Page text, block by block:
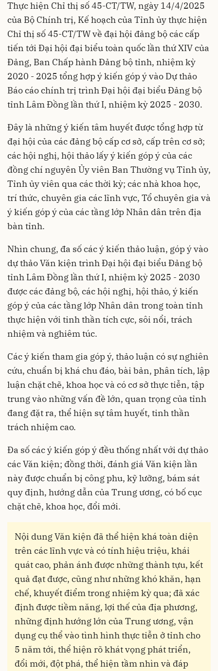
Thực hiện Chỉ thị số 45-CT/TW, ngày 14/4/2025
của Bộ Chính trị, Kế hoạch của Tỉnh ủy thực hiện
Chỉ thị số 45-CT/TW về đại hội đảng bộ các cấp
tiến tới Đại hội đại biểu toàn quốc lần thứ XIV của
Đảng, Ban Chấp hành Đảng bộ tỉnh, nhiệm kỳ
2020 - 2025 tổng hợp ý kiến góp ý vào Dự thảo
Báo cáo chính trị trình Đại hội đại biểu Đảng bộ
tỉnh Lâm Đồng lần thứ I, nhiệm kỳ 2025 - 2030.
Đây là những ý kiến tâm huyết được tổng hợp từ
đại hội của các đảng bộ cấp cơ sở, cấp trên cơ sở;
các hội nghị, hội thảo lấy ý kiến góp ý của các
đồng chí nguyên Ủy viên Ban Thường vụ Tỉnh ủy,
Tỉnh ủy viên qua các thời kỳ; các nhà khoa học,
trí thức, chuyên gia các lĩnh vực, Tổ chuyên gia và
ý kiến góp ý của các tầng lớp Nhân dân trên địa
bàn tỉnh.
Nhìn chung, đa số các ý kiến thảo luận, góp ý vào
dự thảo Văn kiện trình Đại hội đại biểu Đảng bộ
tỉnh Lâm Đồng lần thứ I, nhiệm kỳ 2025 - 2030
được các đảng bộ, các hội nghị, hội thảo, ý kiến
góp ý của các tầng lớp Nhân dân trong toàn tỉnh
thực hiện với tinh thần tích cực, sôi nổi, trách
nhiệm và nghiêm túc.
Các ý kiến tham gia góp ý, thảo luận có sự nghiên
cứu, chuẩn bị khá chu đáo, bài bản, phân tích, lập
luận chặt chẽ, khoa học và có cơ sở thực tiễn, tập
trung vào những vấn đề lớn, quan trọng của tỉnh
đang đặt ra, thể hiện sự tâm huyết, tinh thần
trách nhiệm cao.
Đa số các ý kiến góp ý đều thống nhất với dự thảo
các Văn kiện; đồng thời, đánh giá Văn kiện lần
này được chuẩn bị công phu, kỹ lưỡng, bám sát
quy định, hướng dẫn của Trung ương, có bố cục
chặt chẽ, khoa học, đổi mới.
Nội dung Văn kiện đã thể hiện khá toàn diện
trên các lĩnh vực và có tính hiệu triệu, khái
quát cao, phản ánh được những thành tựu, kết
quả đạt được, cũng như những khó khăn, hạn
chế, khuyết điểm trong nhiệm kỳ qua; đã xác
định được tiềm năng, lợi thế của địa phương,
những định hướng lớn của Trung ương, vận
dụng cụ thể vào tình hình thực tiễn ở tỉnh cho
5 năm tới, thể hiện rõ khát vọng phát triển,
đổi mới, đột phá, thể hiện tầm nhìn và đáp